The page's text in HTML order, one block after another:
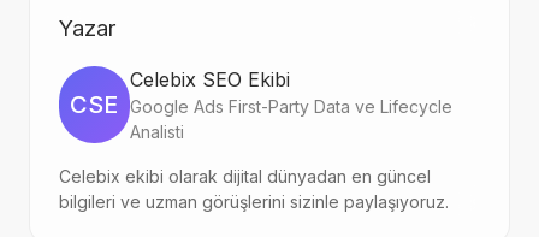
Yazar
CSE
Celebix SEO Ekibi
Google Ads First-Party Data ve Lifecycle
Analisti
Celebix ekibi olarak dijital dünyadan en güncel
bilgileri ve uzman görüşlerini sizinle paylaşıyoruz.